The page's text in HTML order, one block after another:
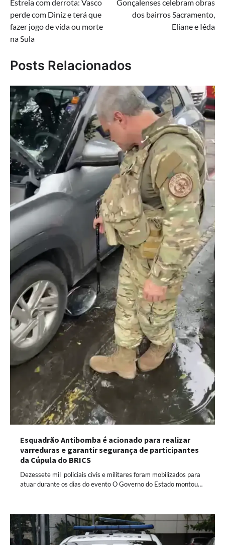
de
Post
Estreia com derrota: Vasco
perde com Diniz e terá que
fazer jogo de vida ou morte
na Sula
Gonçalenses celebram obras
dos bairros Sacramento,
Eliane e Iêda
Posts Relacionados
Esquadrão Antibomba é acionado para realizar
varreduras e garantir segurança de participantes
da Cúpula do BRICS
Dezessete mil policiais civis e militares foram mobilizados para
atuar durante os dias do evento O Governo do Estado montou…